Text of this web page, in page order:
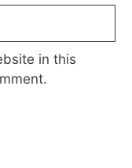
in this